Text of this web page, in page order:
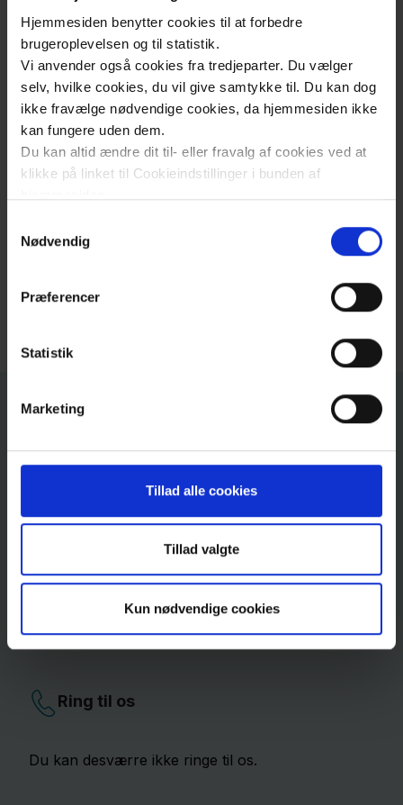
Hjemmesiden benytter cookies til at forbedre
brugeroplevelsen og til statistik.
Vi anvender også cookies fra tredjeparter. Du vælger
selv, hvilke cookies, du vil give samtykke til. Du kan dog
ikke fravælge nødvendige cookies, da hjemmesiden ikke
kan fungere uden dem.
Du kan altid ændre dit til- eller fravalg af cookies ved at
klikke på linket til Cookieindstillinger i bunden af
Læs mere om brugen af cookies på vores hjemmeside
Læs mere om vores behandling af personoplysninger
her.
Nødvendig
Præferencer
Statistik
Marketing
Tillad alle cookies
Tillad valgte
Kun nødvendige cookies
Hvis du er lokalredaktør på vores
hjemmesider, og har brug for hjælp og
sparring, står vi til rådighed. Vi henviser dog
først og fremmest til vores vejledninger til
Umbraco, som kan hjælpe dig på vej med det
samme.
Er du endnu ikke lokalredaktør, men ønsker
at blive det, kan du tilmelde dig undervisning i
Kontakt
Koncern Ledelse og Kommunikation
4180 Sorø
Ring til os
Du kan desværre ikke ringe til os.